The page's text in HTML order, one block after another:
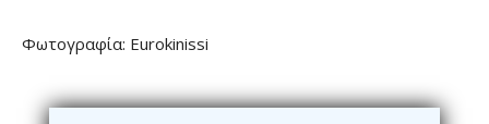
Φωτογραφία: Eurokinissi